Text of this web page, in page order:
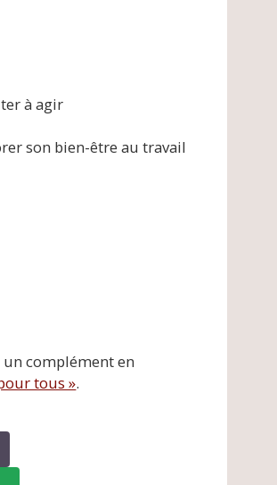
à agir
son bien-être au travail
complément en
tous ».